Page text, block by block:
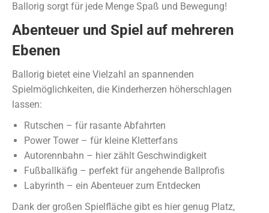
Ballorig sorgt für jede Menge Spaß und Bewegung!
Abenteuer und Spiel auf mehreren
Ebenen
Ballorig bietet eine Vielzahl an spannenden
Spielmöglichkeiten, die Kinderherzen höherschlagen
lassen:
Rutschen – für rasante Abfahrten
Power Tower – für kleine Kletterfans
Autorennbahn – hier zählt Geschwindigkeit
Fußballkäfig – perfekt für angehende Ballprofis
Labyrinth – ein Abenteuer zum Entdecken
Dank der großen Spielfläche gibt es hier genug Platz,